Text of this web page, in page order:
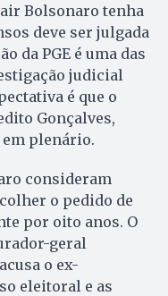
Bolsonaro tenha
deve ser julgada
da PGE é uma das
judicial
é que o
Gonçalves,
plenário.
consideram
o pedido de
por oito anos. O
geral
o ex-
eleitoral e as